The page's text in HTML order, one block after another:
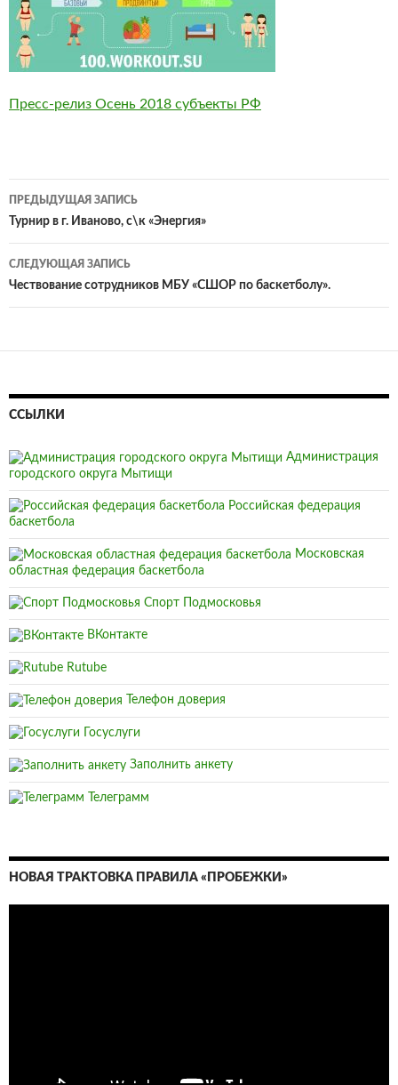
Пресс-релиз Осень 2018 субъекты РФ
Навигация
по
записям
ПРЕДЫДУЩАЯ ЗАПИСЬ
Турнир в г. Иваново, с\к «Энергия»
СЛЕДУЮЩАЯ ЗАПИСЬ
Чествование сотрудников МБУ «СШОР по баскетболу».
ССЫЛКИ
Администрация
городского округа Мытищи
Российская федерация
баскетбола
Московская
областная федерация баскетбола
Спорт Подмосковья
ВКонтакте
Rutube
Телефон доверия
Госуслуги
Заполнить анкету
Телеграмм
НОВАЯ ТРАКТОВКА ПРАВИЛА «ПРОБЕЖКИ»